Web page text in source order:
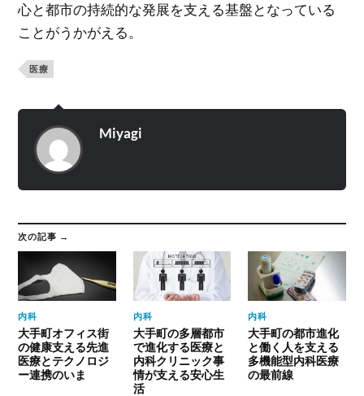
心と都市の持続的な発展を支える基盤となっている
ことがうかがえる。
医療
Miyagi
次の記事 →
内科
大手町オフィス街
の健康支える先進
医療とテクノロジ
ー連携のいま
内科
大手町の多層都市
で進化する医療と
内科クリニック事
情が支える安心生
活
内科
大手町の都市進化
と働く人を支える
多機能型内科医療
の最前線